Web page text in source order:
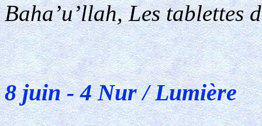
Baha’u’llah, Les tablettes
8 juin - 4 Nur / Lumière